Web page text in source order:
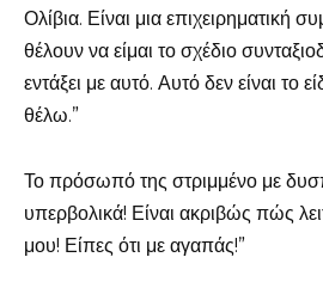
Ολίβια. Είναι μια επιχειρηματική
θέλουν να είμαι το σχέδιο
εντάξει με αυτό. Αυτό δεν είναι το
θέλω.”
Το πρόσωπό της στριμμένο με
υπερβολικά! Είναι ακριβώς πώς
μου! Είπες ότι με αγαπάς!”